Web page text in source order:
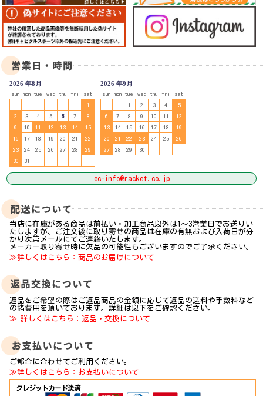
2026 年8月
sun mon tue wed thu fri
sat
1
2
3 4 5 6 7
8
9
10 11 12 13 14
15
16
17 18 19 20 21
22
23
24 25 26 27 28
29
30
31
2026 年9月
sun mon tue wed thu fri
sat
1
2 3 4
5
6
7 8 9 10 11
12
13
14 15 16 17 18
19
20
21 22 23 24 25
26
27
28 29 30
ec-info@racket.co.jp
当店に在庫がある商品は前払い・加工商品以外は1～3営業日でお送りい
たしますが、ご注文後に取り寄せの商品は在庫の有無および入荷日が分
かり次第メールにてご連絡いたします。
メーカー取り寄せ時に欠品の可能性もございますのでご了承ください。
≫詳しくはこちら：商品のお届けについて
返品をご希望の際はご返品商品の金額に応じて返品の送料や手数料など
の諸費用を頂いております。詳細は以下をご確認ください。
≫ 詳しくはこちら：返品・交換について
ご都合に合わせてご利用ください。
≫詳しくはこちら：お支払いについて
クレジットカード決済